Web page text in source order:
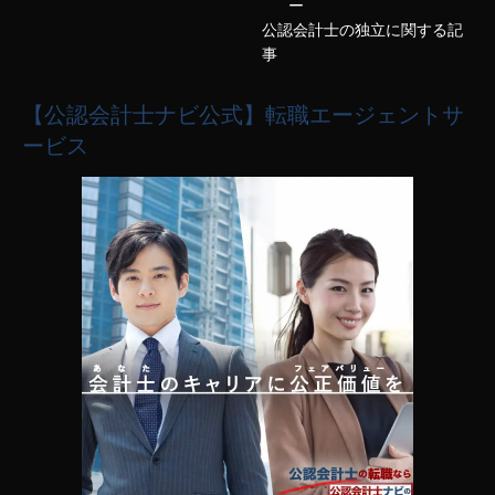
ー
公認会計士の独立に関する記
事
【公認会計士ナビ公式】転職エージェントサ
ービス